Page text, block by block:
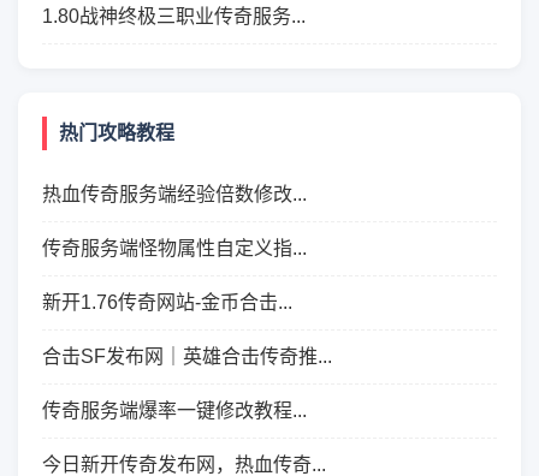
1.80战神终极三职业传奇服务...
热门攻略教程
热血传奇服务端经验倍数修改...
传奇服务端怪物属性自定义指...
新开1.76传奇网站-金币合击...
合击SF发布网｜英雄合击传奇推...
传奇服务端爆率一键修改教程...
今日新开传奇发布网，热血传奇...